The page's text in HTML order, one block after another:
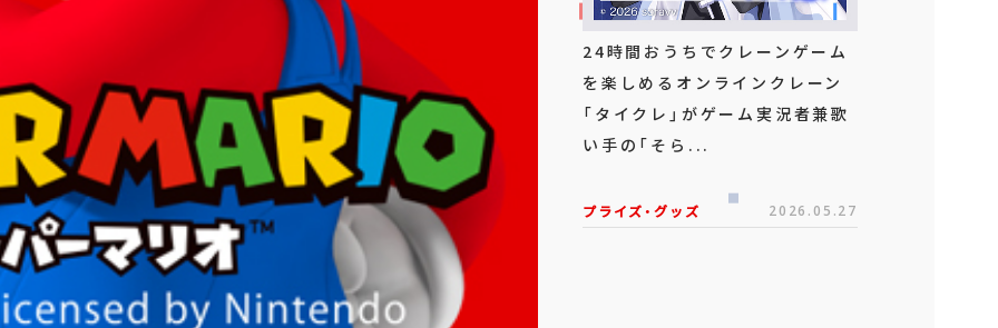
24時間おうちでクレーンゲーム
を楽しめるオンラインクレーン
「タイクレ」がゲーム実況者兼歌
い手の「そら...
プライズ・グッズ 2026.05.27